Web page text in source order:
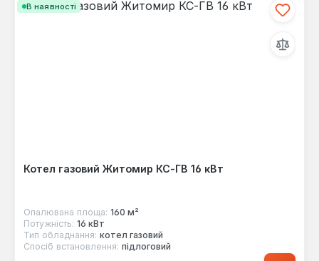
В наявності
Котел газовий Житомир КС-ГВ 16 кВт
Опалювана площа: 160 м²
Потужність: 16 кВт
Тип обладнання: котел газовий
Спосіб встановлення: підлоговий